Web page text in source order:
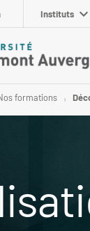
Instituts
formations